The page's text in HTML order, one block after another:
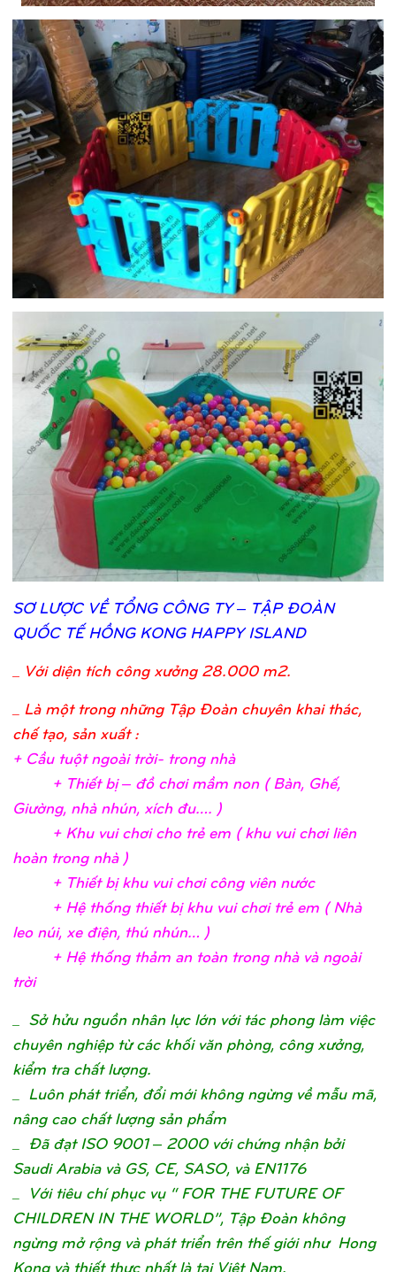
SƠLƯỢC VỀTỔNG CÔNG TY – TẬP ĐOÀN
QUỐC TẾHỒNG KONG HAPPY ISLAND
Với diện tích công xưởng 28.000 m2.
_ Là một trong những Tập Đoàn chuyên khai thác,
chế tạo, sản xuất :
+ Cầu tuột ngoài trời- trong nhà
+ Thiết bị– đồchơi mầm non ( Bàn, Ghế,
Giường, nhà nhún, xích đu…. )
+ Khu vui chơi cho trẻem ( khu vui chơi liên
hoàn trong nhà )
+ Thiết bịkhu vui chơi công viên nước
+ Hệthống thiết bịkhu vui chơi trẻem ( Nhà
leo núi, xe điện, thú nhún… )
+ Hệthống thảm an toàn trong nhà và ngoài
trời
Sở hửu nguồn nhân lực lớn với tác phong làm việc
chuyên nghiệp từ các khối văn phòng, công xưởng,
kiểm tra chất lượng.
_ Luôn phát triển, đổi mới không ngừng về mẫu mã,
nâng cao chất lượng sản phẩm
_ Đã đạt ISO 9001 – 2000 với chứng nhận bởi
Saudi Arabia và GS, CE, SASO, và EN1176
_ Với tiêu chí phục vụ “ FOR THE FUTURE OF
CHILDREN IN THE WORLD”, Tập Đoàn không
ngừng mở rộng và phát triển trên thế giới như Hong
Kong và thiết thực nhất là tại Việt Nam.